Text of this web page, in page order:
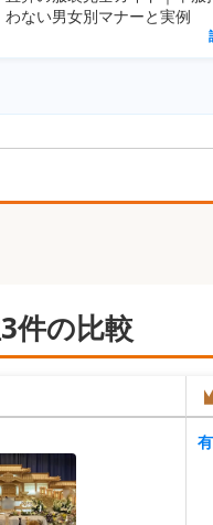
別マナーと実例
詳しく見る
件の比較